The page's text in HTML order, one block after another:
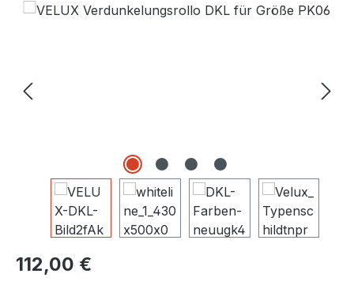
Bildergalerie überspringen
Regulärer Preis:
112,00 €